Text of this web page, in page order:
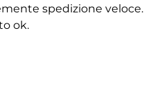
spedizione veloce.
ok.